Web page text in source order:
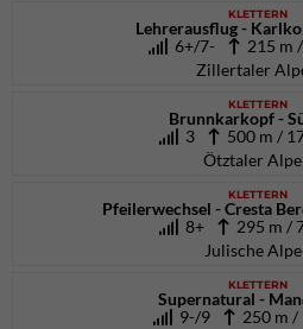
KLETTERN
Lehrerausflug -
6+/7-
215 m
Zillertaler
KLETTERN
Brunnkarkopf -
3
500 m /
Ötztaler
KLETTERN
Pfeilerwechsel - Cresta
8+
295 m /
Julische
KLETTERN
Supernatural -
9-/9
250 m /